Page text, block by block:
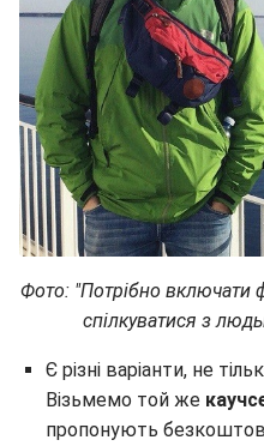
Фото: "Потрібно включати
спілкуватися з
Є різні варіанти, не
Візьмемо той же
пропонують